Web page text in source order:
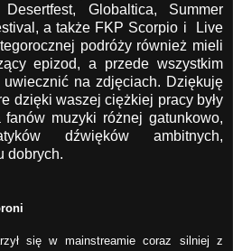
Globaltica, Summer
a także FKP Scorpio i Live
podróży również mieli
epizod, a przede wszystkim
uwiecznić na zdjęciach. Dziękuję
dzięki waszej ciężkiej pracy były
muzyki różnej gatunkowo,
dźwięków ambitnych,
dobrych.
się w mainstreamie coraz silniej z